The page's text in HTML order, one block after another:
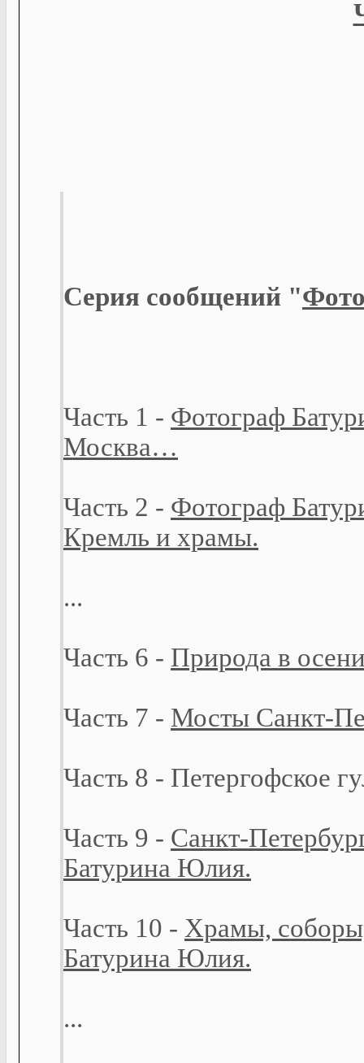
Серия сообщений "
Часть 1 - Фотограф
Москва…
Часть 2 - Фотограф
Кремль и храмы.
...
Часть 6 - Природа в
Часть 7 - Мосты Санкт-
Часть 8 - Петергофское
Часть 9 - Санкт-
Батурина Юлия.
Часть 10 - Храмы,
Батурина Юлия.
...